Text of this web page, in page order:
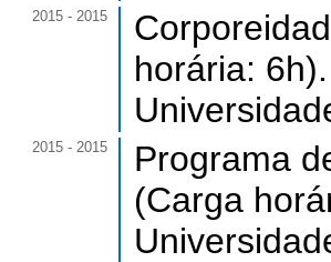
2015 - 2015
horária: 6h).
2015 - 2015
Programa
(Carga